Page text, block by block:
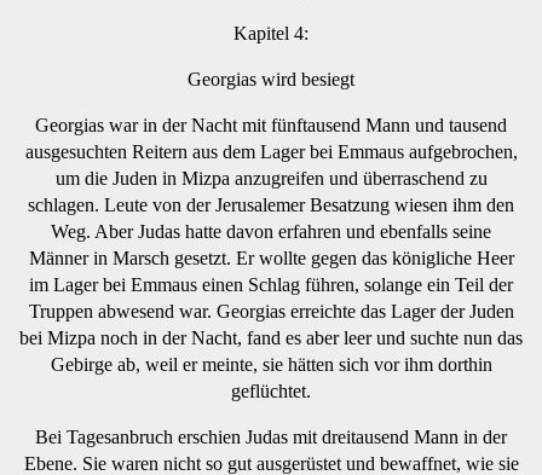
Kapitel 4:
Georgias wird besiegt
Georgias war in der Nacht mit fünftausend Mann und tausend
ausgesuchten Reitern aus dem Lager bei Emmaus aufgebrochen,
um die Juden in Mizpa anzugreifen und überraschend zu
schlagen. Leute von der Jerusalemer Besatzung wiesen ihm den
Weg. Aber Judas hatte davon erfahren und ebenfalls seine
Männer in Marsch gesetzt. Er wollte gegen das königliche Heer
im Lager bei Emmaus einen Schlag führen, solange ein Teil der
Truppen abwesend war. Georgias erreichte das Lager der Juden
bei Mizpa noch in der Nacht, fand es aber leer und suchte nun das
Gebirge ab, weil er meinte, sie hätten sich vor ihm dorthin
geflüchtet.
Bei Tagesanbruch erschien Judas mit dreitausend Mann in der
Ebene. Sie waren nicht so gut ausgerüstet und bewaffnet, wie sie